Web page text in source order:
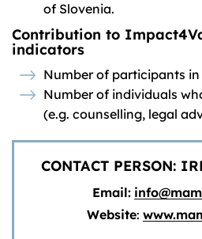
of Slovenia.
Contribution to
indicators
Number of participants
Number of individuals
(e.g. counselling, legal
CONTACT PERSON:
Email:
Website: